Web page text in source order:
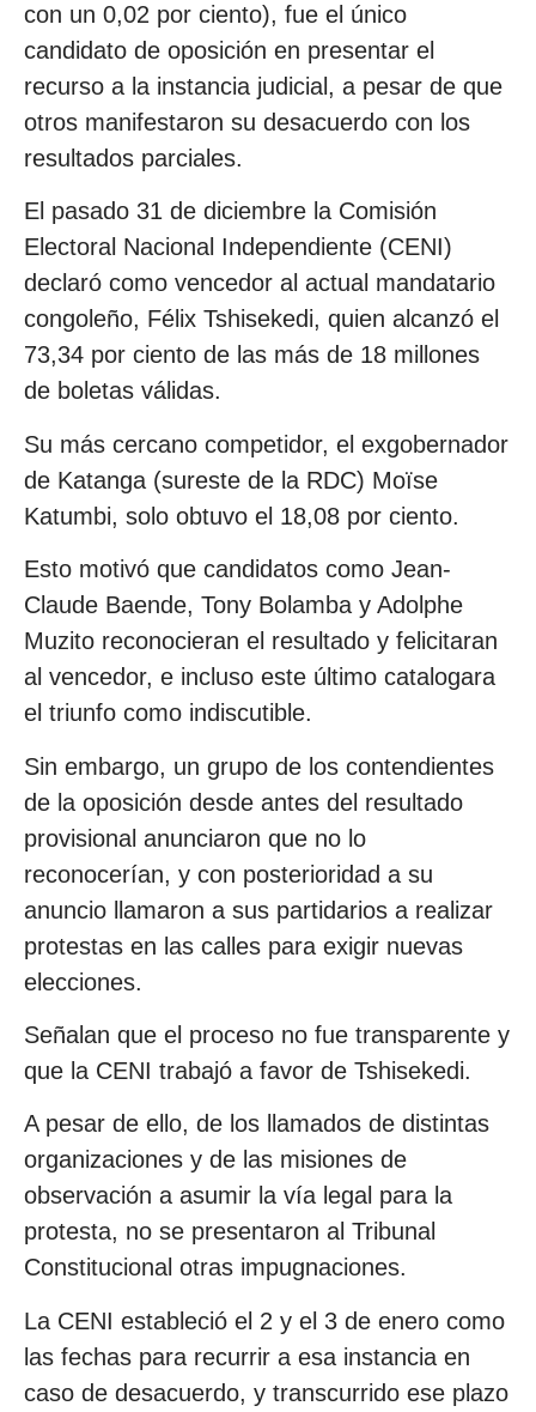
con un 0,02 por ciento), fue el único
candidato de oposición en presentar el
recurso a la instancia judicial, a pesar de que
otros manifestaron su desacuerdo con los
resultados parciales.
El pasado 31 de diciembre la Comisión
Electoral Nacional Independiente (CENI)
declaró como vencedor al actual mandatario
congoleño, Félix Tshisekedi, quien alcanzó el
73,34 por ciento de las más de 18 millones
de boletas válidas.
Su más cercano competidor, el exgobernador
de Katanga (sureste de la RDC) Moïse
Katumbi, solo obtuvo el 18,08 por ciento.
Esto motivó que candidatos como Jean-
Claude Baende, Tony Bolamba y Adolphe
Muzito reconocieran el resultado y felicitaran
al vencedor, e incluso este último catalogara
el triunfo como indiscutible.
Sin embargo, un grupo de los contendientes
de la oposición desde antes del resultado
provisional anunciaron que no lo
reconocerían, y con posterioridad a su
anuncio llamaron a sus partidarios a realizar
protestas en las calles para exigir nuevas
elecciones.
Señalan que el proceso no fue transparente y
que la CENI trabajó a favor de Tshisekedi.
A pesar de ello, de los llamados de distintas
organizaciones y de las misiones de
observación a asumir la vía legal para la
protesta, no se presentaron al Tribunal
Constitucional otras impugnaciones.
La CENI estableció el 2 y el 3 de enero como
las fechas para recurrir a esa instancia en
caso de desacuerdo, y transcurrido ese plazo